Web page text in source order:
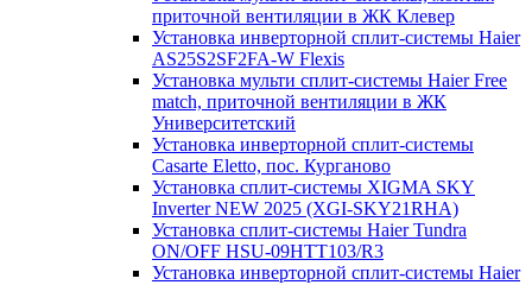
приточной вентиляции в ЖК Клевер
Установка инверторной сплит-системы Haier
AS25S2SF2FA-W Flexis
Установка мульти сплит-системы Haier Free
match, приточной вентиляции в ЖК
Университетский
Установка инверторной сплит-системы
Casarte Eletto, пос. Курганово
Установка сплит-системы XIGMA SKY
Inverter NEW 2025 (XGI-SKY21RHA)
Установка сплит-системы Haier Tundra
ON/OFF HSU-09HTT103/R3
Установка инверторной сплит-системы Haier